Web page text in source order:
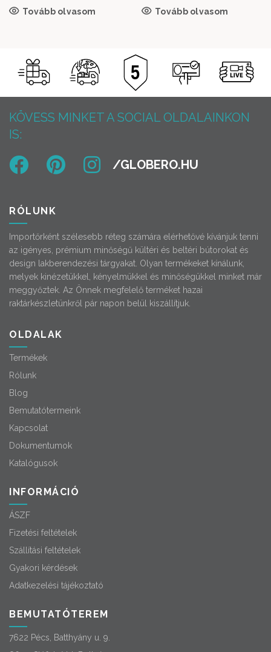
Tovább olvasom
price was:
Tovább olvasom
KÖVESS MINKET A SOCIAL OLDALAINKON
IS:
RÓLUNK
Importőrként szélesebb réteg számára elérhetővé kívánjuk tenni
az igényes, prémium minőségű kültéri és beltéri bútorokat és
design lakberendezési tárgyakat. Olyan termékeket kínálunk,
melyek kinézetükkel, kényelmükkel és minőségükkel minket már
meggyőztek. Az Önnek megfelelő terméket hazai
raktárkészletünkről pár napon belül kiszállítjuk.
OLDALAK
Termékek
Rólunk
Blog
Bemutatótermeink
Kapcsolat
Dokumentumok
Katalógusok
INFORMÁCIÓ
ÁSZF
Fizetési feltételek
Szállítási feltételek
Gyakori kérdések
Adatkezelési tájékoztató
BEMUTATÓTEREM
7622 Pécs, Batthyány u. 9.